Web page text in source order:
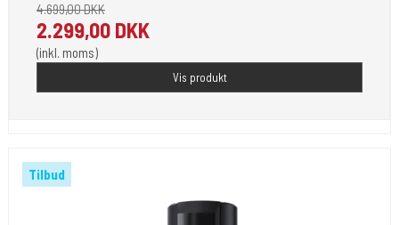
4.699,00 DKK
2.299,00 DKK
(inkl. moms)
Vis produkt
Tilbud